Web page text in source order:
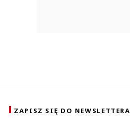
ZAPISZ SIĘ DO NEWSLETTERA